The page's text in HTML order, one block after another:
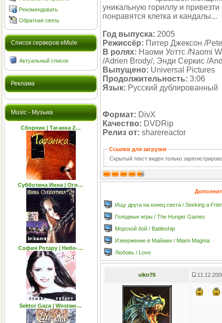
Рекомендовать
Обратная связь
Cписок серверов eMule
Актуальный список
Реклама
Music - Музыка
Cборник | Таганка 2…
Субботина Инна | Огн…
София Ротару | Небо-…
Sektor Gaza | Wostaw…
уникальную гориллу и
понравятся клетка и кандалы...
Год выпуска: 2005
Режиссёр: Питер Джексон /
В ролях: Наоми Уоттс /Naomi
/Adrien Brody/, Энди Серкис /
Выпущено: Universal Pictures
Продолжительность: 3:06
Язык: Русский дублированный
Формат: DivX
Качество: DVDRip
Релиз от: sharereactor
Ссылки для загрузки
Скрытый текст виден только
Ищу друга на конец света / Seeking a
Голодные игры / The Hunger Games
Морской бой / Battleship
Извержение в Майами / Miami Magma
Любовь / Love
viktr76